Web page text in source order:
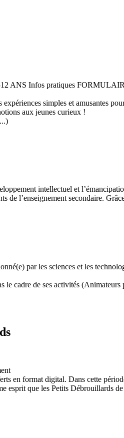
ANS Infos pratiques
simples et amusantes
aux jeunes curieux !
intellectuel et
de l’enseignement secondaire.
par les sciences et les
cadre de ses activités
en format digital. Dans cette
esprit que les Petits Débrouillards